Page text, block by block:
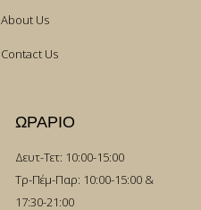
About Us
Contact Us
ΩΡΑΡΙΟ
Δευτ-Τετ: 10:00-15:00
Τρ-Πέμ-Παρ: 10:00-15:00 &
17:30-21:00